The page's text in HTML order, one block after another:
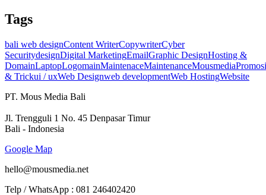
Tags
bali web designContent WriterCopywriterCyber
SecuritydesignDigital MarketingEmailGraphic DesignHosting &
DomainLaptopLogomainMaintenaceMaintenanceMousmediaPromosi
& Trickui / uxWeb Designweb developmentWeb HostingWebsite
PT. Mous Media Bali
Jl. Trengguli 1 No. 45 Denpasar Timur
Bali - Indonesia
Google Map
hello@mousmedia.net
Telp / WhatsApp : 081 246402420